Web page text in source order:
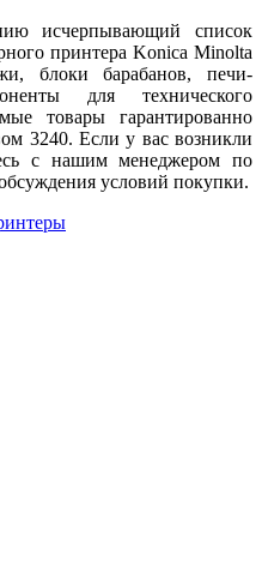
исчерпывающий список
принтера Konica Minolta
блоки барабанов, печи-
для технического
товары гарантированно
3240. Если у вас возникли
с нашим менеджером по
условий покупки.